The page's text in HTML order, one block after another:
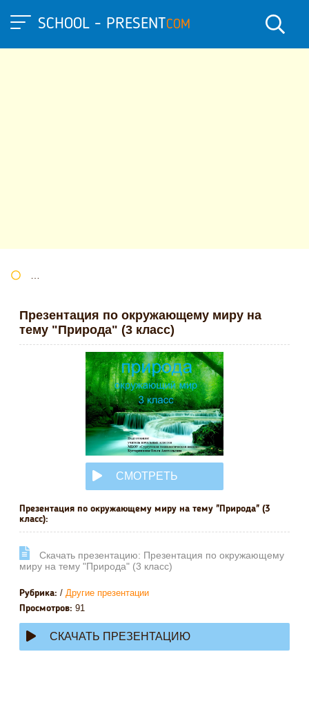
SCHOOL - PRESENTCOM
Презентация по окружающему миру на
тему "Природа" (3 класс)
СМОТРЕТЬ
Презентация по окружающему миру на тему "Природа" (3
класс):
Cкачать презентацию: Презентация по окружающему
миру на тему "Природа" (3 класс)
Рубрика: / Другие презентации
Просмотров: 91
СКАЧАТЬ ПРЕЗЕНТАЦИЮ